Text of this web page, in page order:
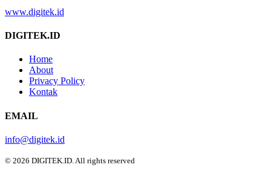
www.digitek.id
DIGITEK.ID
Home
About
Privacy Policy
Kontak
EMAIL
info@digitek.id
© 2026 DIGITEK.ID. All rights reserved